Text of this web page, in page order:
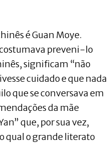
é Guan Moye.
costumava preveni-lo
significam “não
cuidado e que nada
que se conversava em
da mãe
que, por sua vez,
qual o grande literato